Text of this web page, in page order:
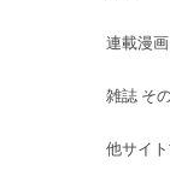
連載漫画
雑誌 そ
他サイ